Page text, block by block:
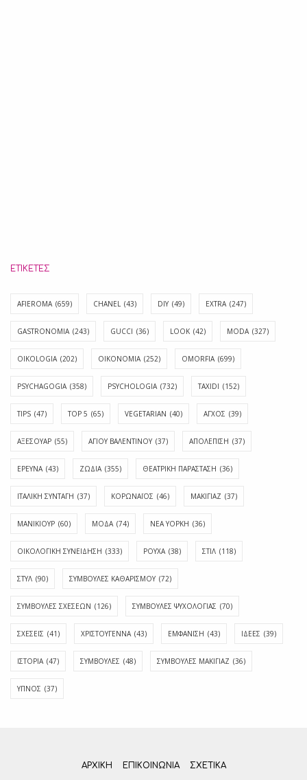
ΕΤΙΚΈΤΕΣ
AFIEROMA (659) CHANEL (43) DIY (49) EXTRA (247)
GASTRONOMIA (243) GUCCI (36) LOOK (42) MODA (327)
OIKOLOGIA (202) OIKONOMIA (252) OMORFIA (699)
PSYCHAGOGIA (358) PSYCHOLOGIA (732) TAXIDI (152)
TIPS (47) TOP 5 (65) VEGETARIAN (40) ΑΓΧΟΣ (39)
ΑΞΕΣΟΥΑΡ (55) ΑΓΊΟΥ ΒΑΛΕΝΤΊΝΟΥ (37) ΑΠΟΛΈΠΙΣΗ (37)
ΕΡΕΥΝΑ (43) ΖΩΔΙΑ (355) ΘΕΑΤΡΙΚΗ ΠΑΡΑΣΤΑΣΗ (36)
ΙΤΑΛΙΚΗ ΣΥΝΤΑΓΗ (37) ΚΟΡΩΝΑΪΟΣ (46) ΜΑΚΙΓΙΑΖ (37)
ΜΑΝΙΚΙΟΥΡ (60) ΜΟΔΑ (74) ΝΕΑ ΥΟΡΚΗ (36)
ΟΙΚΟΛΟΓΙΚΗ ΣΥΝΕΙΔΗΣΗ (333) ΡΟΥΧΑ (38) ΣΤΙΛ (118)
ΣΤΥΛ (90) ΣΥΜΒΟΥΛΕΣ ΚΑΘΑΡΙΣΜΟΥ (72)
ΣΥΜΒΟΥΛΕΣ ΣΧΕΣΕΩΝ (126) ΣΥΜΒΟΥΛΕΣ ΨΥΧΟΛΟΓΙΑΣ (70)
ΣΧΕΣΕΙΣ (41) ΧΡΙΣΤΟΥΓΕΝΝΑ (43) ΕΜΦΆΝΙΣΗ (43) ΙΔΈΕΣ (39)
ΙΣΤΟΡΊΑ (47) ΣΥΜΒΟΥΛΈΣ (48) ΣΥΜΒΟΥΛΈΣ ΜΑΚΙΓΙΆΖ (36)
ΎΠΝΟΣ (37)
ΑΡΧΙΚΗ ΕΠΙΚΟΙΝΩΝΊΑ ΣΧΕΤΙΚΆ